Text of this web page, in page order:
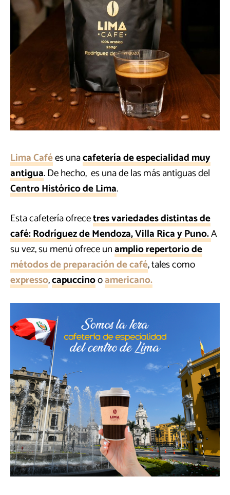
Lima Cafées unacafetería de especialidad muy
antigua. De hecho, es una de las más antiguas del
Centro Histórico de Lima.
Esta cafetería ofrecetres variedades distintas de
café: Rodríguez de Mendoza, Villa Rica y Puno.A
su vez, su menú ofrece unamplio repertorio de
métodos de preparación de café, tales como
expresso,capuccinooamericano.